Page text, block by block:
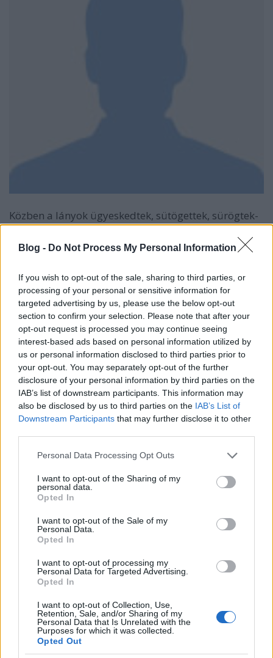
Blog - Do Not Process My Personal Information
If you wish to opt-out of the sale, sharing to third parties, or
processing of your personal or sensitive information for
targeted advertising by us, please use the below opt-out
section to confirm your selection. Please note that after your
opt-out request is processed you may continue seeing
interest-based ads based on personal information utilized by
us or personal information disclosed to third parties prior to
your opt-out. You may separately opt-out of the further
disclosure of your personal information by third parties on the
IAB’s list of downstream participants. This information may
also be disclosed by us to third parties on the IAB’s List of
Downstream Participants that may further disclose it to other
Please note that this website/app uses one or more Google
not limited to your visit or usage behaviour. You may click to
grant or deny consent to Google and its third-party tags to
use your data for below specified purposes in below Google
consent section.
Personal Data Processing Opt Outs
I want to opt-out of the Sharing of my
personal data.
Opted In
I want to opt-out of the Sale of my
Personal Data.
Opted In
I want to opt-out of processing my
Personal Data for Targeted Advertising.
Opted In
I want to opt-out of Collection, Use,
Retention, Sale, and/or Sharing of my
Personal Data that Is Unrelated with the
Purposes for which it was collected.
Opted Out
Közben a lányok ügyeskedtek, sütögettek, sürögtek-
forogtak, na meg forralt boroztak - és ez lett a
munkájuk eredménye:
Ezt követte a következő finomság:
húsrudacskák